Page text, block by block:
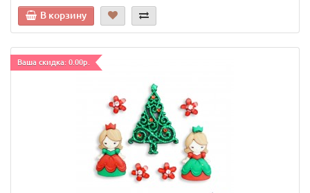
В корзину
Ваша скидка: 0.00р.